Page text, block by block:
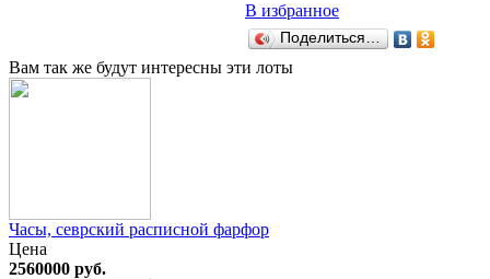
В избранное
Поделиться…
Вам так же будут интересны эти лоты
Часы, севрский расписной фарфор
Цена
2560000 руб.